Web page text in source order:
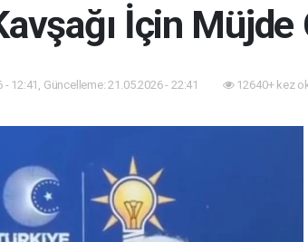
İçin Müjde
- 12:41, Güncelleme: 21.05.2026 - 22:41 12640+ kez